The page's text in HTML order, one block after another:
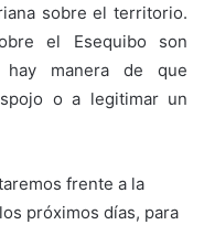
sobre el territorio.
el Esequibo son
hay manera de que
o a legitimar un
frente a la
próximos días, para